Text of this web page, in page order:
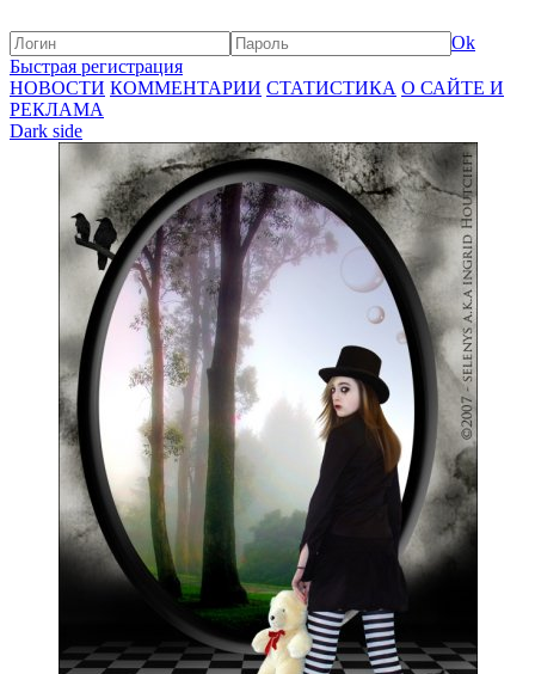
Ok
Быстрая регистрация
НОВОСТИ КОММЕНТАРИИ СТАТИСТИКА О САЙТЕ И
РЕКЛАМА
Dark side